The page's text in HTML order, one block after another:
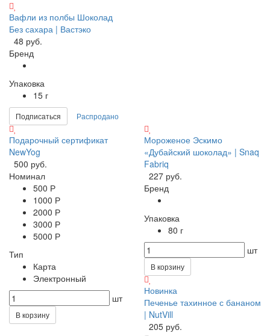
Вафли из полбы Шоколад
Без сахара | Вастэко
48 руб.
Бренд
Упаковка
15 г
Подписаться Распродано
Подарочный сертификат
NewYog
500 руб.
Номинал
500 Р
1000 Р
2000 Р
3000 Р
5000 Р
Тип
Карта
Электронный
шт
В корзину
Мороженое Эскимо
«Дубайский шоколад» | Snaq
Fabriq
227 руб.
Бренд
Упаковка
80 г
шт
В корзину
Новинка
Печенье тахинное с бананом
| NutVill
205 руб.